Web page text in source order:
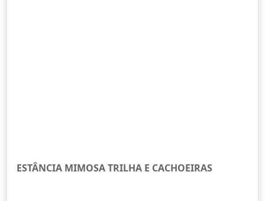
ESTÂNCIA MIMOSA TRILHA E CACHOEIRAS